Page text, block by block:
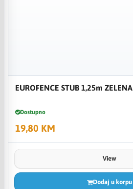
EUROFENCE STUB 1,25m ZELENA
Dostupno
19,80 KM
View
Dodaj u korpu